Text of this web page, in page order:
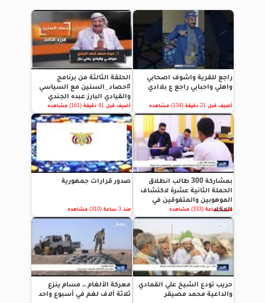
راجع للقرية واشوف اصحابي
واهلي واحبابي راجع ع بلاادي
أضيف قبل 21 دقيقة (134) مشاهده
الحلقة الثالثة من برنامج
#حصاد_السنين مع السياسي
والقيادي البارز عبده الجندي
أضيف قبل 41 دقيقة (161) مشاهده
بمشاركة 300 طالب انطلاق
الحملة الثانية عشرة لاكتشاف
الموهوبين والمتفوقين في
المكلا
منذ 3 ساعة (333) مشاهده
صدور قرارات جمهورية
منذ 3 ساعة (310) مشاهده
حريب تودع الشيخ علي القمادي
والداعية محمد مصيقر
معركة الألغام .. مسام ينزع
ثلاثة آلاف لغم في أسبوع واحد